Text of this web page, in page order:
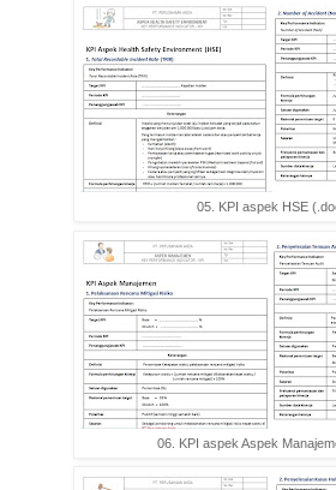
05. KPI aspek HSE
06. KPI aspek Aspek